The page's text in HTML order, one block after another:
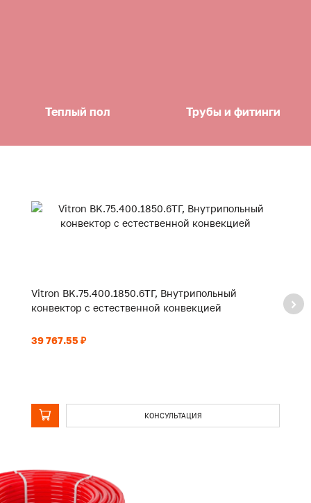
Теплый пол Трубы и фитинги
Vitron BK.75.400.1850.6ТГ, Внутрипольный
конвектор с естественной конвекцией
39 767.55 ₽
КОНСУЛЬТАЦИЯ